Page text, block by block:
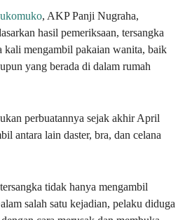
, AKP Panji Nugraha,
hasil pemeriksaan, tersangka
kali mengambil pakaian wanita, baik
yang berada di dalam rumah
perbuatannya sejak akhir April
antara lain daster, bra, dan celana
tidak hanya mengambil
salah satu kejadian, pelaku diduga